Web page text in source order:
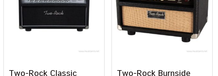
Two-Rock Classic
Two-Rock Burnside